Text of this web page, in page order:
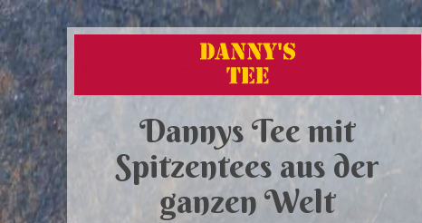
Dannys Tee mit
Spitzentees aus der
ganzen Welt